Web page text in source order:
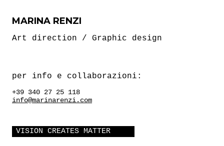
MARINA RENZI
Art direction / Graphic design
per info e collaborazioni:
+39 340 27 25 118
info@marinarenzi.com
VISION CREATES MATTER